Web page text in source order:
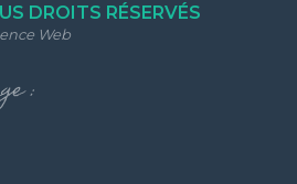
DROITS RÉSERVÉS
Web
: